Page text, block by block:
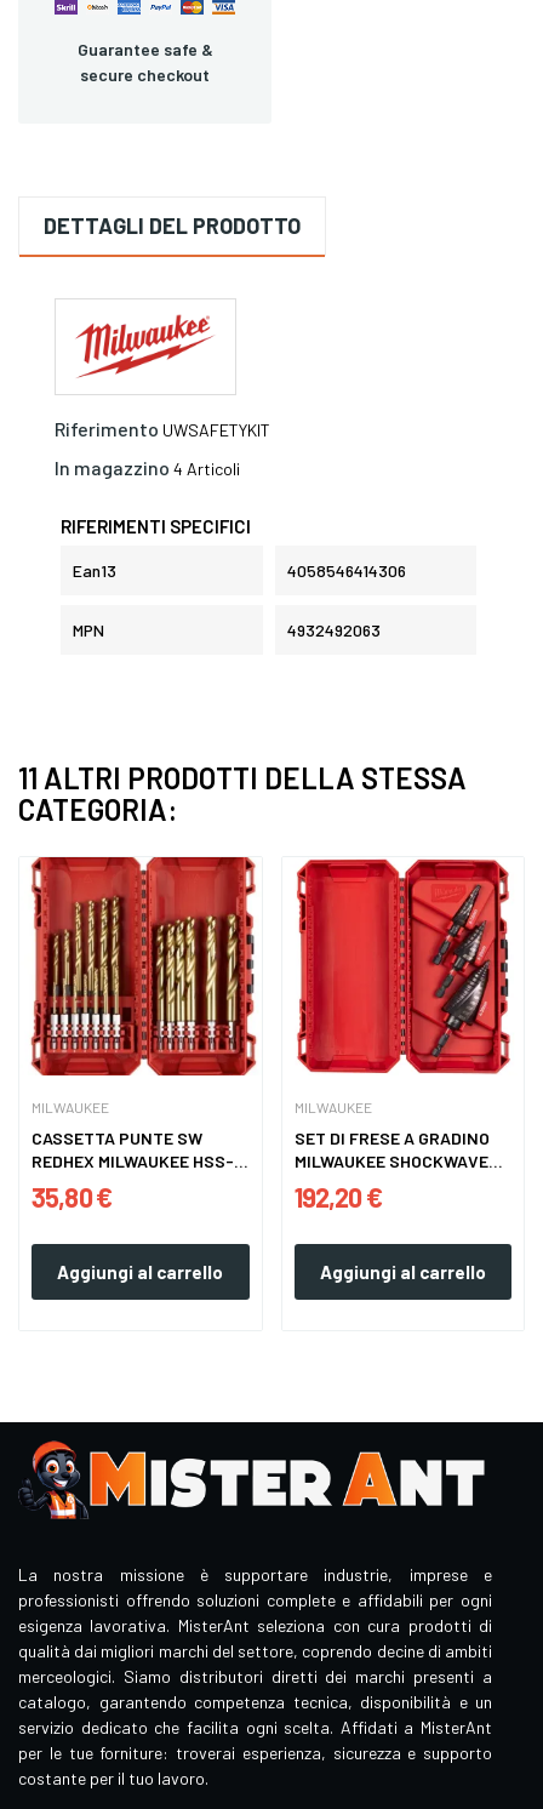
Guarantee safe &
secure checkout
DETTAGLI DEL PRODOTTO
Riferimento UWSAFETYKIT
In magazzino 4 Articoli
RIFERIMENTI SPECIFICI
Ean13 4058546414306
MPN 4932492063
11 ALTRI PRODOTTI DELLA STESSA
CATEGORIA:
MILWAUKEE
CASSETTA PUNTE SW
REDHEX MILWAUKEE HSS-
G 10PZ
35,80 €
Aggiungi al carrello
MILWAUKEE
SET DI FRESE A GRADINO
MILWAUKEE SHOCKWAVE
3PZ
192,20 €
Aggiungi al carrello
La nostra missione è supportare industrie, imprese e
professionisti offrendo soluzioni complete e affidabili per ogni
esigenza lavorativa. MisterAnt seleziona con cura prodotti di
qualità dai migliori marchi del settore, coprendo decine di ambiti
merceologici. Siamo distributori diretti dei marchi presenti a
catalogo, garantendo competenza tecnica, disponibilità e un
servizio dedicato che facilita ogni scelta. Affidati a MisterAnt
per le tue forniture: troverai esperienza, sicurezza e supporto
costante per il tuo lavoro.